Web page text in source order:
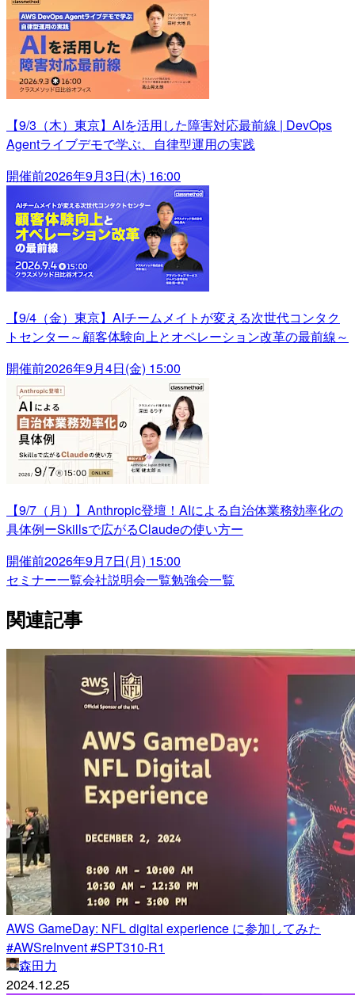
【9/3（木）東京】AIを活用した障害対応最前線 | DevOps
Agentライブデモで学ぶ、自律型運用の実践
開催前2026年9月3日(木) 16:00
【9/4（金）東京】AIチームメイトが変える次世代コンタク
トセンター～顧客体験向上とオペレーション改革の最前線～
開催前2026年9月4日(金) 15:00
【9/7（月）】Anthropic登壇！AIによる自治体業務効率化の
具体例ーSkillsで広がるClaudeの使い方ー
開催前2026年9月7日(月) 15:00
セミナー一覧会社説明会一覧勉強会一覧
関連記事
AWS GameDay: NFL digital experience に参加してみた
#AWSreInvent #SPT310-R1
森田力
2024.12.25